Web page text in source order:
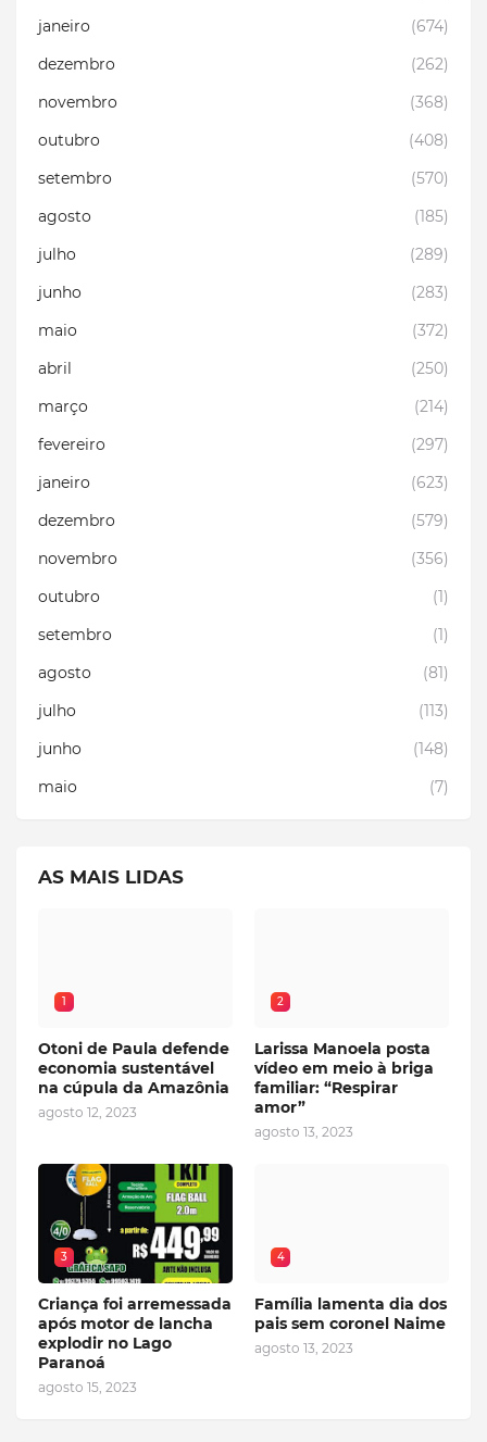
janeiro
(674)
dezembro
(262)
novembro
(368)
outubro
(408)
setembro
(570)
agosto
(185)
julho
(289)
junho
(283)
maio
(372)
abril
(250)
março
(214)
fevereiro
(297)
janeiro
(623)
dezembro
(579)
novembro
(356)
outubro
(1)
setembro
(1)
agosto
(81)
julho
(113)
junho
(148)
maio
(7)
AS MAIS LIDAS
1
Otoni de Paula defende
economia sustentável
na cúpula da Amazônia
agosto 12, 2023
2
Larissa Manoela posta
vídeo em meio à briga
familiar: “Respirar
amor”
agosto 13, 2023
3
Criança foi arremessada
após motor de lancha
explodir no Lago
Paranoá
agosto 15, 2023
4
Família lamenta dia dos
pais sem coronel Naime
agosto 13, 2023